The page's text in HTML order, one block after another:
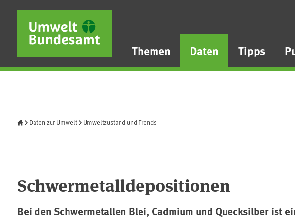
Direkt zum Inhalt
Direkt zum Hauptmenü
Direkt zur Fußzeile
Themen Daten Tipps
Daten zur Umwelt Umweltzustand und Trends
Schwermetalldepositionen
Bei den Schwermetallen Blei, Cadmium und Quecksilber ist